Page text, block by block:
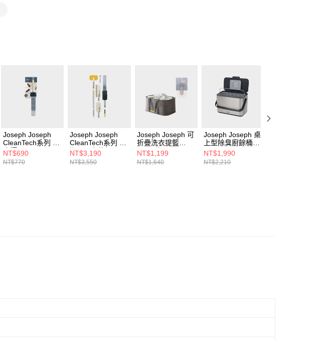
Joseph Joseph
CleanTech系列 除
塵撢
NT$690
NT$770
Joseph Joseph
CleanTech系列 清
潔工具六件組
NT$3,190
NT$3,550
Joseph Joseph 可
折疊洗衣提籃
(35L)-灰+Joseph
Joseph 曬襪架(11
雙)
NT$1,199
NT$1,640
Joseph Joseph 桌
上型除臭廚餘桶
4L
NT$1,990
NT$2,210